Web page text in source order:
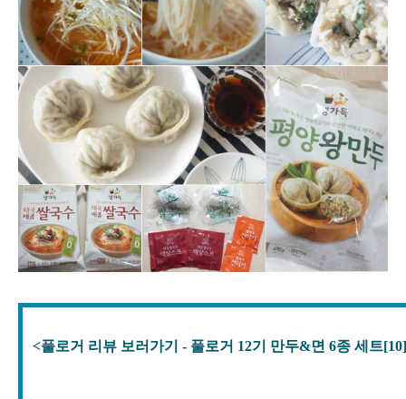
<풀로거 리뷰 보러가기 - 풀로거 12기 만두&면 6종 세트[10